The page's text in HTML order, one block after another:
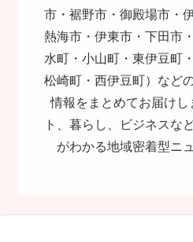
市・裾野市・御殿場市・
熱海市・伊東市・下田市
水町・小山町・東伊豆町
松崎町・西伊豆町）など
情報をまとめてお届け
ト、暮らし、ビジネスな
がわかる地域密着型ニ